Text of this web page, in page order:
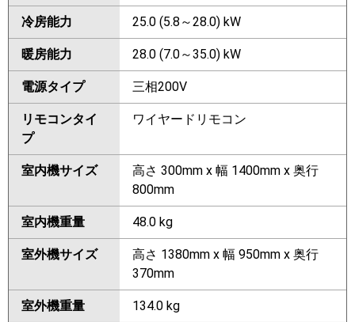
冷房能力 25.0 (5.8～28.0) kW
暖房能力 28.0 (7.0～35.0) kW
電源タイプ 三相200V
リモコンタイ
プ
ワイヤードリモコン
室内機サイズ
高さ 300mm x 幅 1400mm x 奥行
800mm
室内機重量 48.0 kg
室外機サイズ
高さ 1380mm x 幅 950mm x 奥行
370mm
室外機重量 134.0 kg